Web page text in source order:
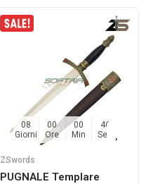
08
Giorni
00
Ore
00
Min
45
Sec
ZSwords
PUGNALE Templare